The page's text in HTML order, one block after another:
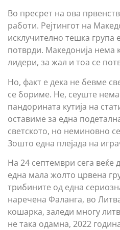
Во пресрет на ова
работи. Рејтингот на
исклучително тешка група
потврди. Македонија нема
лидери, за жал и тоа се
Но, факт е дека не бевме
се бориме. Не, сеуште
пандорината кутија на
оставиме за една
светското, но неминовно
Зошто една плејада на
На 24 септември сега веќе
една мала жолто црвена
трибините од една
наречена Фаланга, во
кошарка, заледи многу
не така одамна, 2022